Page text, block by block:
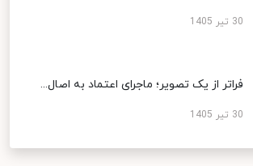
30 تیر 1405
فراتر از یک تصویر؛ ماجرای اعتماد به اصال...
30 تیر 1405